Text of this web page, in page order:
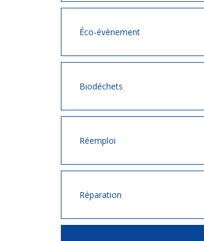
Éco-évènement
Biodéchets
Réemploi
Réparation